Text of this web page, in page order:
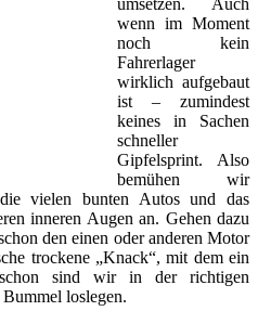
wenn im Moment
noch kein
Fahrerlager
wirklich aufgebaut
ist – zumindest
keines in Sachen
schneller
Gipfelsprint. Also
bemühen wir
vielen bunten Autos und das
inneren Augen an. Gehen dazu
den einen oder anderen Motor
trockene „Knack“, mit dem ein
sind wir in der richtigen
loslegen.